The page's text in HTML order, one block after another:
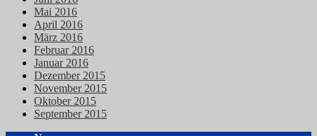
Mai 2016
April 2016
März 2016
Februar 2016
Januar 2016
Dezember 2015
November 2015
Oktober 2015
September 2015